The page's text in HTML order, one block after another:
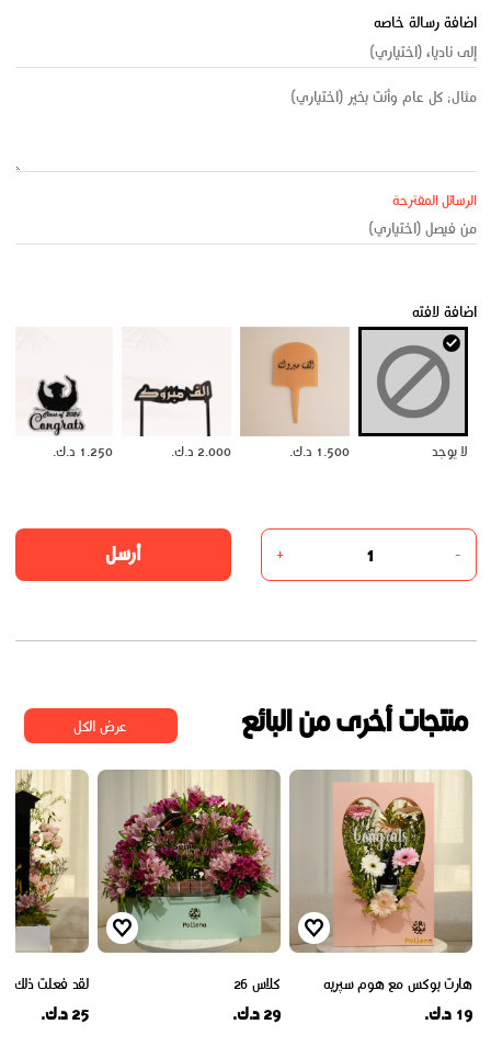
اضافة رسالة خاصه
الرسائل المقترحة
اضافة لافته
لا يوجد 1.500 د.ك. 2.000 د.ك. 1.250 د.ك.
-
+ أرسل
منتجات أخرى من البائع عرض الكل
هارت بوكس مع هوم سپريه
19 د.ك.
كلاس 26
29 د.ك.
لقد فعلت ذلك
25 د.ك.